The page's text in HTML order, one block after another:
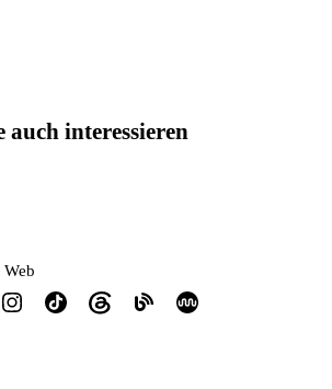
auch interessieren